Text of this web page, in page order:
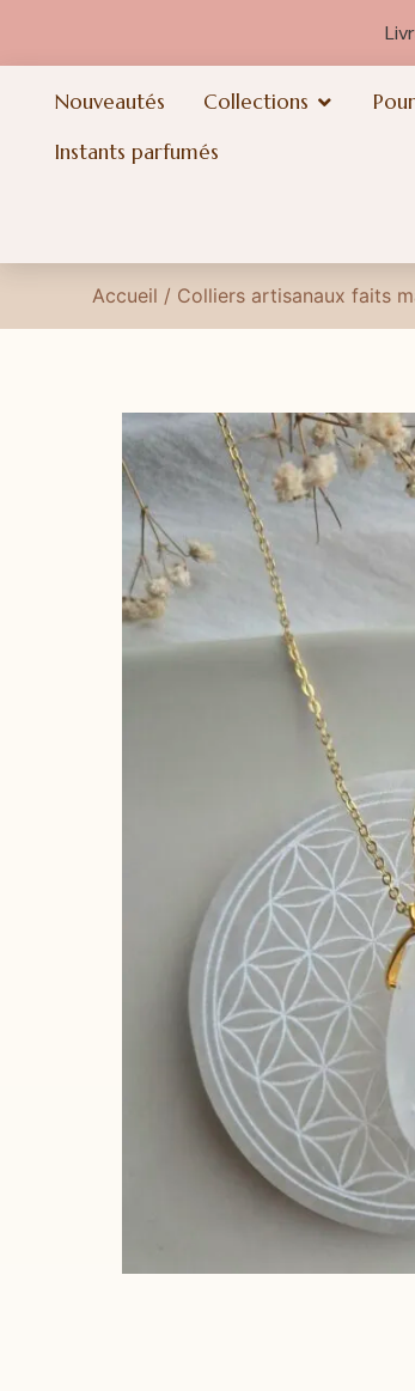
Nouveautés Collections
Instants parfumés
Accueil / Colliers artisanaux faits